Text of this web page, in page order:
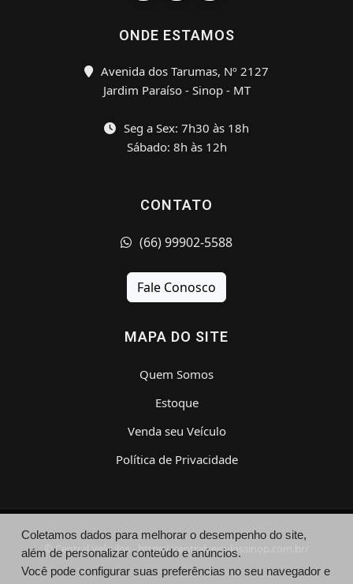
ONDE ESTAMOS
Avenida dos Tarumas, Nº 2127
Jardim Paraíso - Sinop - MT
Seg a Sex: 7h30 às 18h
Sábado: 8h às 12h
CONTATO
(66) 99902-5588
Fale Conosco
MAPA DO SITE
Quem Somos
Estoque
Venda seu Veículo
Política de Privacidade
© Central Veículos - https://centralveiculossinop.com.br/
Coletamos dados para melhorar o desempenho do site,
além de personalizar conteúdo e anúncios.
Você pode configurar suas preferências no seu navegador e